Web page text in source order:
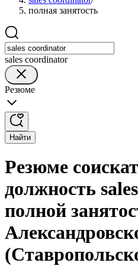
полная занятость
sales coordinator
Резюме
Найти
Резюме
должность
полной